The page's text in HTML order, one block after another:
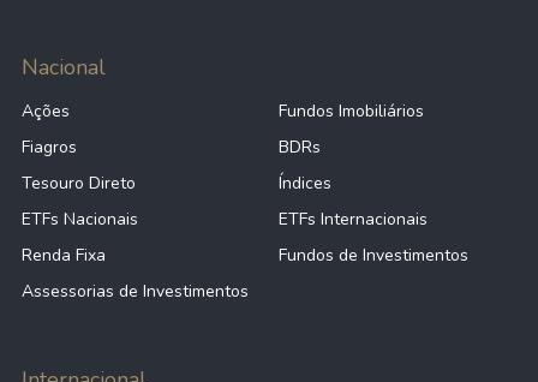
Nacional
Ações
Fundos Imobiliários
Fiagros
BDRs
Tesouro Direto
Índices
ETFs Nacionais
ETFs Internacionais
Renda Fixa
Fundos de Investimentos
Assessorias de Investimentos